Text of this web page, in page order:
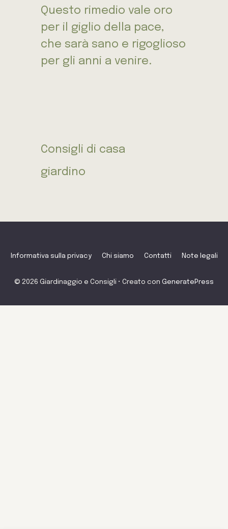
Questo rimedio vale oro
per il giglio della pace,
che sarà sano e rigoglioso
per gli anni a venire.
Consigli di casa
giardino
Informativa sulla privacy Chi siamo Contatti Note legali
© 2026 Giardinaggio e Consigli • Creato con GeneratePress